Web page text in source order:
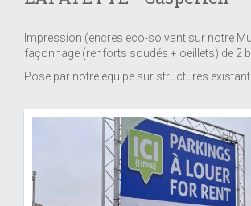
Impression (encres eco-solvant sur notre
façonnage (renforts soudés + oeillets) de 2
Pose par notre équipe sur structures